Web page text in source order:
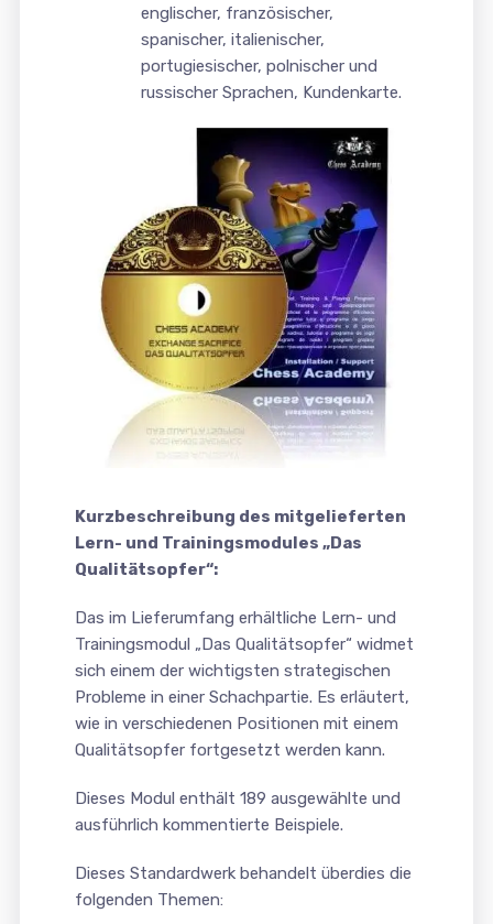
englischer, französischer,
spanischer, italienischer,
portugiesischer, polnischer und
russischer Sprachen, Kundenkarte.
Kurzbeschreibung des mitgelieferten
Lern- und Trainingsmodules „Das
Qualitätsopfer“:
Das im Lieferumfang erhältliche Lern- und
Trainingsmodul „Das Qualitätsopfer“ widmet
sich einem der wichtigsten strategischen
Probleme in einer Schachpartie. Es erläutert,
wie in verschiedenen Positionen mit einem
Qualitätsopfer fortgesetzt werden kann.
Dieses Modul enthält 189 ausgewählte und
ausführlich kommentierte Beispiele.
Dieses Standardwerk behandelt überdies die
folgenden Themen: